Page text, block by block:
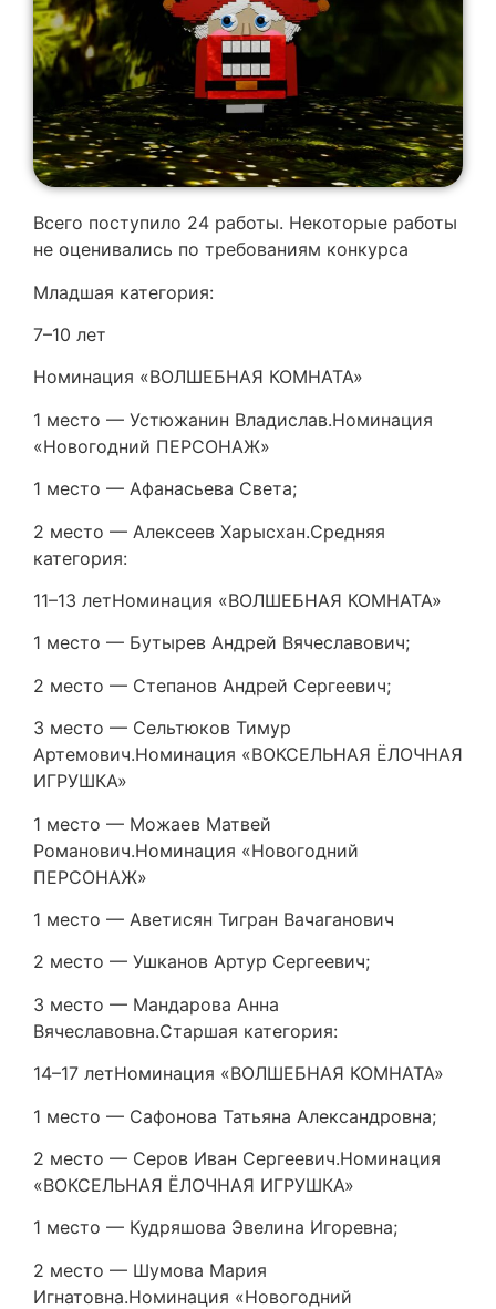
Всего поступило 24 работы. Некоторые работы
не оценивались по требованиям конкурса
Младшая категория:
7–10 лет
Номинация «ВОЛШЕБНАЯ КОМНАТА»
1 место — Устюжанин Владислав.Номинация
«Новогодний ПЕРСОНАЖ»
1 место — Афанасьева Света;
2 место — Алексеев Харысхан.Средняя
категория:
11–13 летНоминация «ВОЛШЕБНАЯ КОМНАТА»
1 место — Бутырев Андрей Вячеславович;
2 место — Степанов Андрей Сергеевич;
3 место — Сельтюков Тимур
Артемович.Номинация «ВОКСЕЛЬНАЯ ЁЛОЧНАЯ
ИГРУШКА»
1 место — Можаев Матвей
Романович.Номинация «Новогодний
ПЕРСОНАЖ»
1 место — Аветисян Тигран Вачаганович
2 место — Ушканов Артур Сергеевич;
3 место — Мандарова Анна
Вячеславовна.Старшая категория:
14–17 летНоминация «ВОЛШЕБНАЯ КОМНАТА»
1 место — Сафонова Татьяна Александровна;
2 место — Серов Иван Сергеевич.Номинация
«ВОКСЕЛЬНАЯ ЁЛОЧНАЯ ИГРУШКА»
1 место — Кудряшова Эвелина Игоревна;
2 место — Шумова Мария
Игнатовна.Номинация «Новогодний